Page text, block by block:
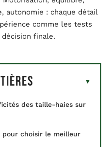
autonomie : chaque détail
comme les tests
finale.
des taille-haies sur
pour choisir le meilleur